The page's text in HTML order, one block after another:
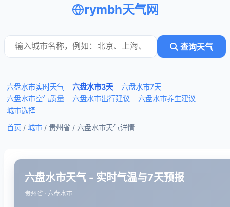
rymbh天气网
查询天气
六盘水市实时天气 六盘水市3天
六盘水市7天
六盘水市空气质量
六盘水市出行建议
六盘水市养生建议
城市选择
首页 / 城市 / 贵州省 / 六盘水市天气详情
六盘水市天气 - 实时气温与7天预报
贵州省 · 六盘水市